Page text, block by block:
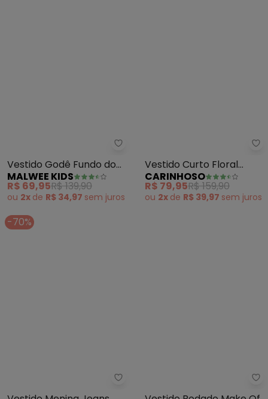
Vestido Godê Fundo do
Mar (Verde Água)
MALWEE KIDS
R$ 69,95R$ 139,90
ou 2x de R$ 34,97 semjuros
Vestido Curto Floral
Amplo (Verde Musgo)
CARINHOSO
R$ 79,95R$ 159,90
ou 2x de R$ 39,97 semjuros
-70%
Milli e Nina - Vestido Menina